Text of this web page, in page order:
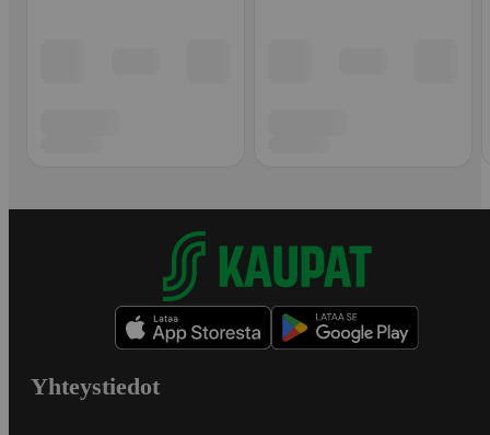
Yhteystiedot